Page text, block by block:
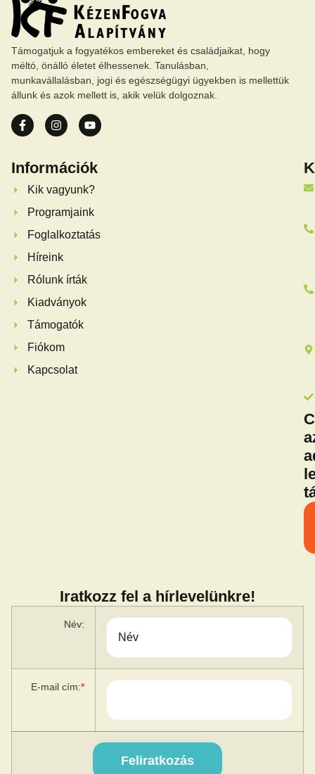
Támogatjuk a fogyatékos embereket és családjaikat, hogy
méltó, önálló életet élhessenek. Tanulásban,
munkavállalásban, jogi és egészségügyi ügyekben is mellettük
állunk és azok mellett is, akik velük dolgoznak.
Információk
Kik vagyunk?
Programjaink
Foglalkoztatás
Híreink
Rólunk írták
Kiadványok
Támogatók
Fiókom
Kapcsolat
Iratkozz fel a hírlevelünkre!
Név:
E-mail cím:*